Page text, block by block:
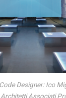
Designer: Ico
Associati